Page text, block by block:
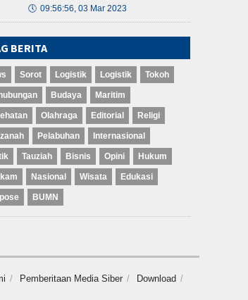
🕔 09:56:56, 03 Mar 2023
BERITA
Sorot Logistik Logistik Tokoh
Budaya Maritim
Olahraga Editorial Religi
Pelabuhan Internasional
Tauziah Bisnis Opini Hukum
Nasional Wisata Edukasi
BUMN
Pemberitaan Media Siber Download